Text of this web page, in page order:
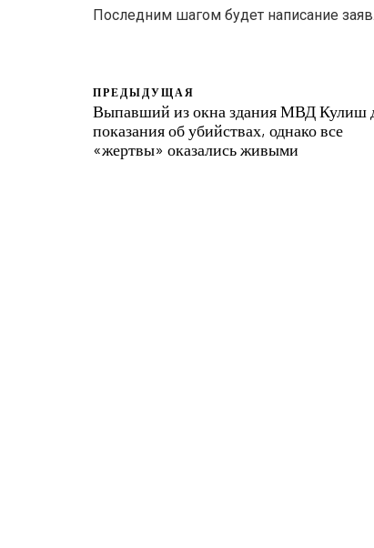
Последним шагом будет написание
ПРЕДЫДУЩАЯ
Выпавший из окна здания МВД Кулиш
показания об убийствах, однако все
«жертвы» оказались живыми